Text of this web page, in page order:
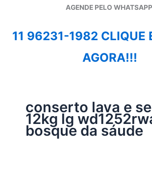
AGENDE PELO
11 96231-1982 CLIQUE
AGORA!!!
conserto lava e
12kg lg
bosque da sáude